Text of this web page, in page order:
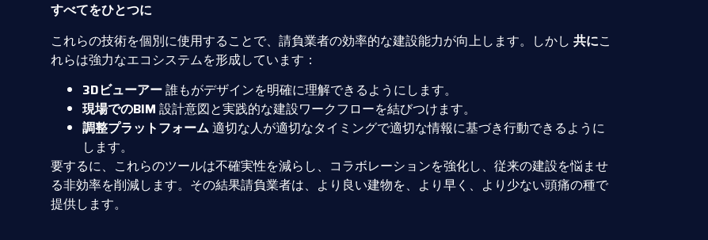
すべてをひとつに
これらの技術を個別に使用することで、請負業者の効率的な建設能力が向上します。しかし 共にこ
れらは強力なエコシステムを形成しています：
3Dビューアー誰もがデザインを明確に理解できるようにします。
現場でのBIM 設計意図と実践的な建設ワークフローを結びつけます。
調整プラットフォーム適切な人が適切なタイミングで適切な情報に基づき行動できるように
します。
要するに、これらのツールは不確実性を減らし、コラボレーションを強化し、従来の建設を悩ませ
る非効率を削減します。その結果請負業者は、より良い建物を、より早く、より少ない頭痛の種で
提供します。